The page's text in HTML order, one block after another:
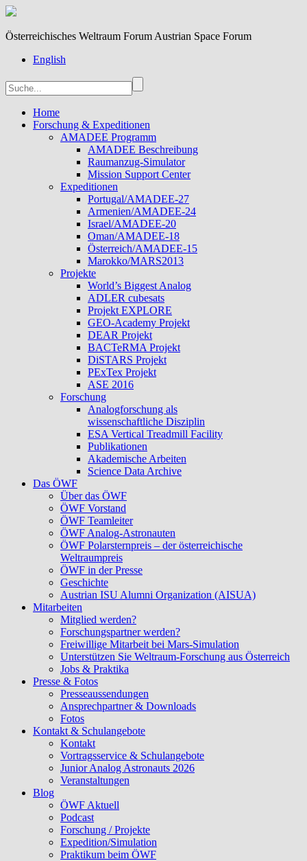
Österreichisches Weltraum Forum Austrian Space Forum
English
Home
Forschung & Expeditionen
AMADEE Programm
AMADEE Beschreibung
Raumanzug-Simulator
Mission Support Center
Expeditionen
Portugal/AMADEE-27
Armenien/AMADEE-24
Israel/AMADEE-20
Oman/AMADEE-18
Österreich/AMADEE-15
Marokko/MARS2013
Projekte
World’s Biggest Analog
ADLER cubesats
Projekt EXPLORE
GEO-Academy Projekt
DEAR Projekt
BACTeRMA Projekt
DiSTARS Projekt
PExTex Projekt
ASE 2016
Forschung
Analogforschung als
wissenschaftliche Disziplin
ESA Vertical Treadmill Facility
Publikationen
Akademische Arbeiten
Science Data Archive
Das ÖWF
Über das ÖWF
ÖWF Vorstand
ÖWF Teamleiter
ÖWF Analog-Astronauten
ÖWF Polarsternpreis – der österreichische
Weltraumpreis
ÖWF in der Presse
Geschichte
Austrian ISU Alumni Organization (AISUA)
Mitarbeiten
Mitglied werden?
Forschungspartner werden?
Freiwillige Mitarbeit bei Mars-Simulation
Unterstützen Sie Weltraum-Forschung aus Österreich
Jobs & Praktika
Presse & Fotos
Presseaussendungen
Ansprechpartner & Downloads
Fotos
Kontakt & Schulangebote
Kontakt
Vortragsservice & Schulangebote
Junior Analog Astronauts 2026
Veranstaltungen
Blog
ÖWF Aktuell
Podcast
Forschung / Projekte
Expedition/Simulation
Praktikum beim ÖWF